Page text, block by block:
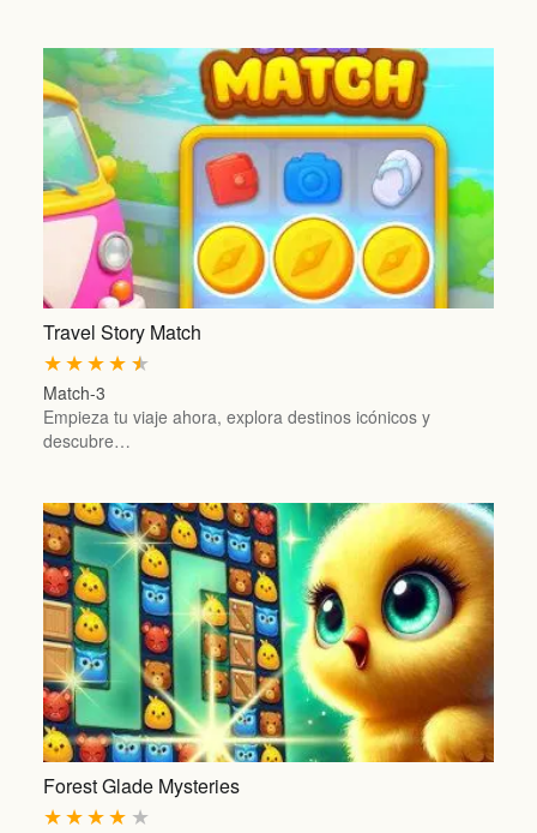
Travel Story Match
★
★
★
★
★
Match-3
Empieza tu viaje ahora, explora destinos icónicos y
descubre…
Forest Glade Mysteries
★
★
★
★
★